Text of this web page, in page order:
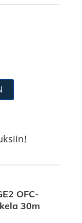
OFC-
30m